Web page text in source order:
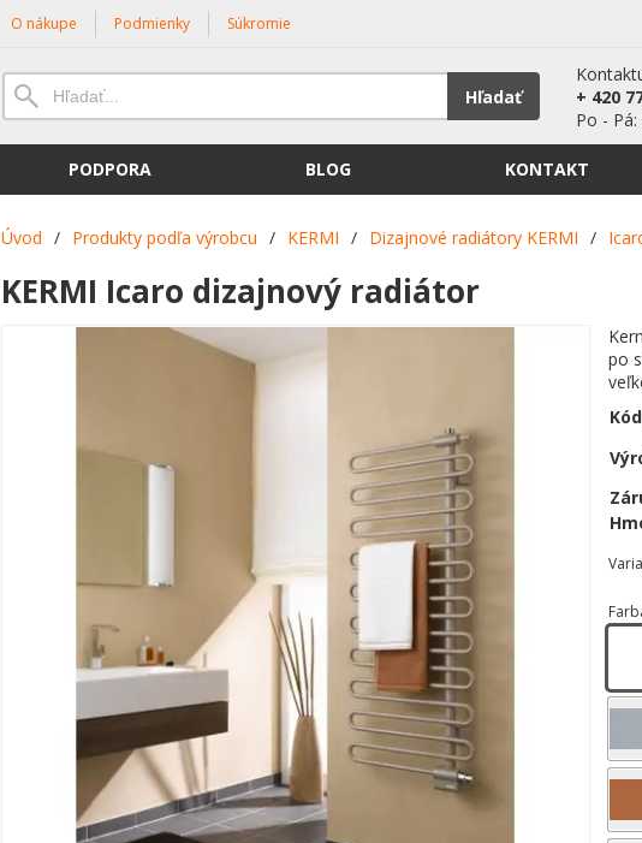
O nákupe Podmienky Súkromie
Hľadať
+ 420
Po -
PODPORA BLOG KONTAKT
Úvod / Produkty podľa výrobcu / KERMI / Dizajnové radiátory KERMI /
KERMI Icaro dizajnový radiátor
po